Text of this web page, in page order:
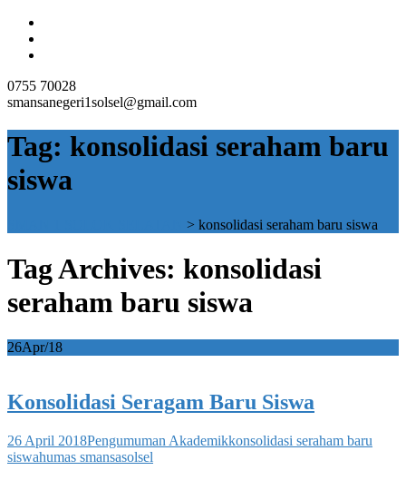
0755 70028
smansanegeri1solsel@gmail.com
Tag: konsolidasi seraham baru
siswa
> konsolidasi seraham baru siswa
Tag Archives: konsolidasi
seraham baru siswa
26Apr/18
Konsolidasi Seragam Baru Siswa
26 April 2018Pengumuman Akademikkonsolidasi seraham baru
siswahumas smansasolsel